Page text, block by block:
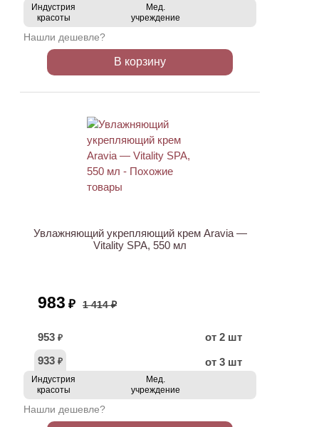
Индустрия
красоты
Мед.
учреждение
Нашли дешевле?
В корзину
Увлажняющий укрепляющий крем Aravia —
Vitality SPA, 550 мл
983 ₽ 1 414 ₽
953 ₽
от 2 шт
933 ₽ от 3 шт
Индустрия
красоты
Мед.
учреждение
Нашли дешевле?